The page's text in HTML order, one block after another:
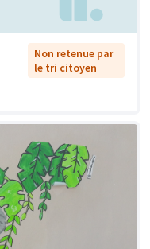
Non retenue par
le tri citoyen